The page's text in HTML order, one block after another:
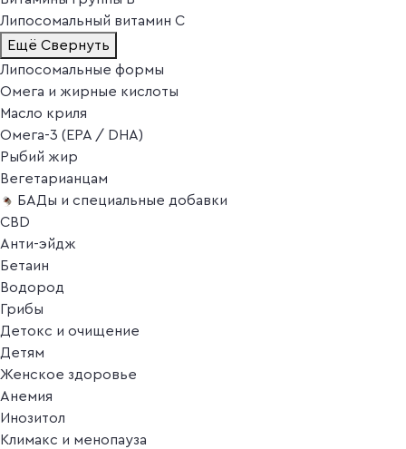
Липосомальный витамин C
Ещё Свернуть
Липосомальные формы
Омега и жирные кислоты
Масло криля
Омега-3 (EPA / DHA)
Рыбий жир
Вегетарианцам
БАДы и специальные добавки
CBD
Анти-эйдж
Бетаин
Водород
Грибы
Детокс и очищение
Детям
Женское здоровье
Анемия
Инозитол
Климакс и менопауза